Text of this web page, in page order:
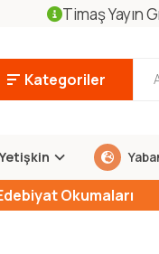
Timaş Yayın
Kategoriler
Okumaları